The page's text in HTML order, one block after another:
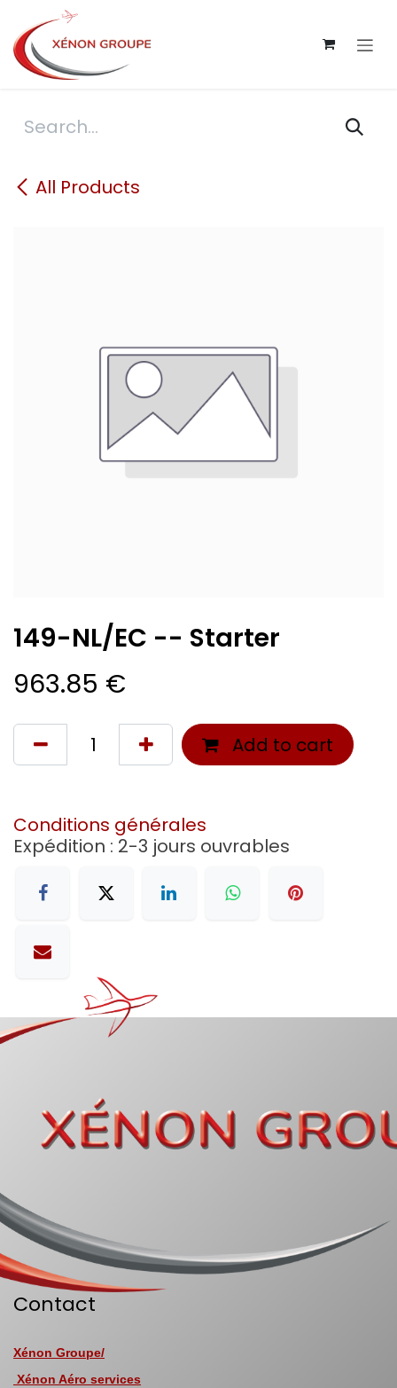
Skip to Content
All Products
149-NL/EC -- Starter
963.85 €
Add to cart
Conditions générales
Expédition : 2-3 jours ouvrables
Contact
Xénon Groupe/
Xénon Aéro services